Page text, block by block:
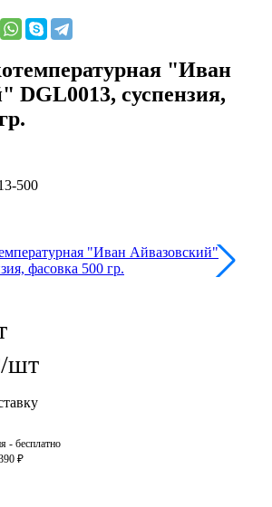
"Иван
DGL0013, суспензия,
500
/шт
- бесплатно
₽